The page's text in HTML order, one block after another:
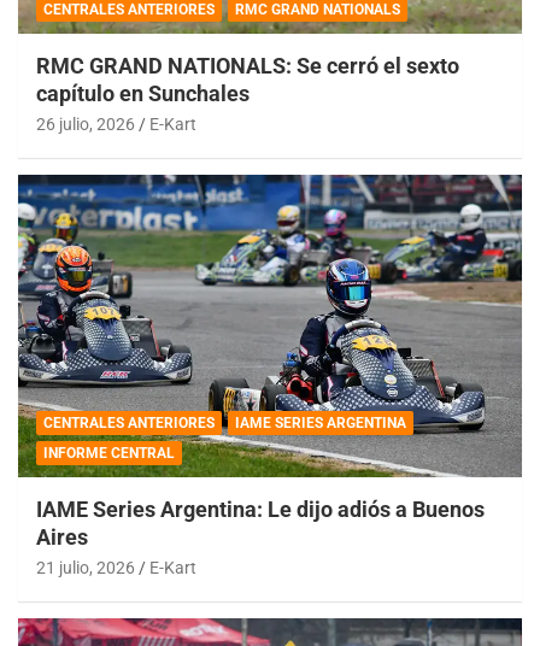
CENTRALES ANTERIORES RMC GRAND NATIONALS
RMC GRAND NATIONALS: Se cerró el sexto
capítulo en Sunchales
26 julio, 2026 E-Kart
CENTRALES ANTERIORES
IAME SERIES ARGENTINA
INFORME CENTRAL
IAME Series Argentina: Le dijo adiós a Buenos
Aires
21 julio, 2026 E-Kart